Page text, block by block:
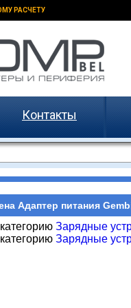
РАСЧЕТУ
Контакты
Адаптер питания
Зарядные
Зарядные